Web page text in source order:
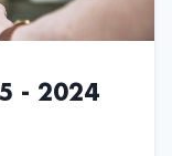
- 2024